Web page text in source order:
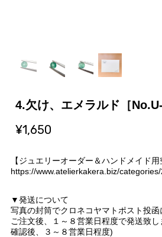
4.欠け、エメラルド［No.U-
¥1,650
【ジュエリーオーダー＆ハンドメイド用
https://www.atelierkakera.biz/categories/
▼発送について
写真の封筒でクロネコヤマトポスト投函
ご注文後、１～８営業日程度で発送致
確認後、３～８営業日程度)